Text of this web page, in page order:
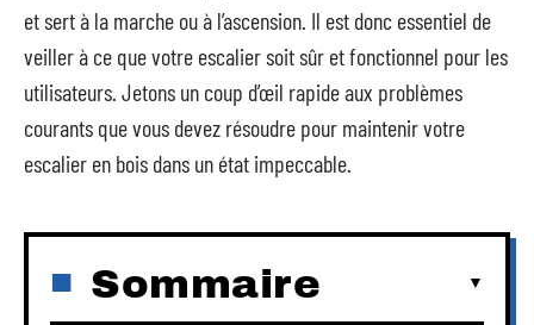
et sert à la marche ou à l’ascension. Il est donc essentiel de
veiller à ce que votre escalier soit sûr et fonctionnel pour les
utilisateurs. Jetons un coup d’œil rapide aux problèmes
courants que vous devez résoudre pour maintenir votre
escalier en bois dans un état impeccable.
Sommaire